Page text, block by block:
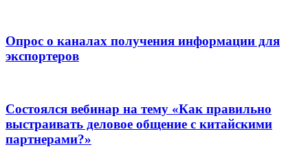
Опрос о каналах получения информации для
экспортеров
Состоялся вебинар на тему «Как правильно
выстраивать деловое общение с китайскими
партнерами?»